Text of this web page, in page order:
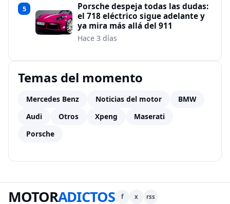
5
Porsche despeja todas las dudas:
el 718 eléctrico sigue adelante y
ya mira más allá del 911
Hace 3 días
Temas del momento
Mercedes Benz Noticias del motor
BMW
Audi
Otros Xpeng
Maserati
Porsche
MOTORADICTOS f x rss